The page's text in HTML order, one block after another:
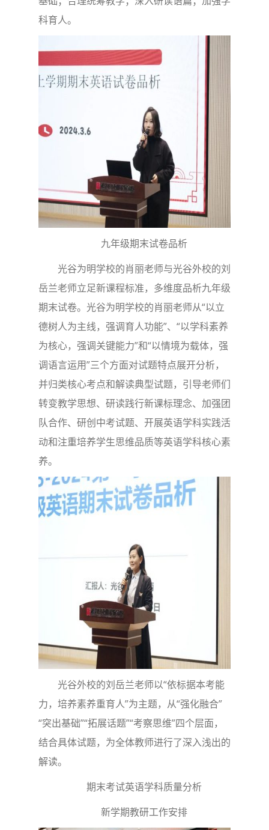
科育人。
九年级期末试卷品析
光谷为明学校的肖丽老师与光谷外校的刘
岳兰老师立足新课程标准，多维度品析九年级
期末试卷。光谷为明学校的肖丽老师从“以立
德树人为主线，强调育人功能”、“以学科素养
为核心，强调关键能力”和“以情境为载体，强
调语言运用”三个方面对试题特点展开分析，
并归类核心考点和解读典型试题，引导老师们
转变教学思想、研读践行新课标理念、加强团
队合作、研创中考试题、开展英语学科实践活
动和注重培养学生思维品质等英语学科核心素
养。
光谷外校的刘岳兰老师以“依标据本考能
力，培养素养重育人”为主题，从“强化融合”
“突出基础”“拓展话题”“考察思维”四个层面，
结合具体试题，为全体教师进行了深入浅出的
解读。
期末考试英语学科质量分析
新学期教研工作安排